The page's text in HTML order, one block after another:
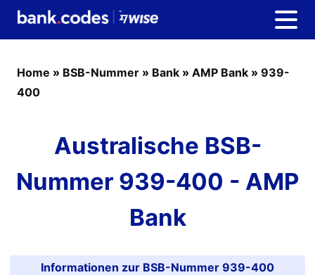
Home » BSB-Nummer » Bank » AMP Bank » 939-
400
Australische BSB-
Nummer 939-400 - AMP
Bank
Informationen zur BSB-Nummer 939-400